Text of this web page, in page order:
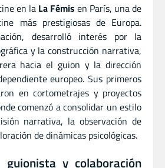
en la La Fémis en París, una de
más prestigiosas de Europa.
desarrolló interés por la
y la construcción narrativa,
hacia el guion y la dirección
europeo. Sus primeros
en cortometrajes y proyectos
comenzó a consolidar un estilo
narrativa, la observación de
de dinámicas psicológicas.
guionista y colaboración